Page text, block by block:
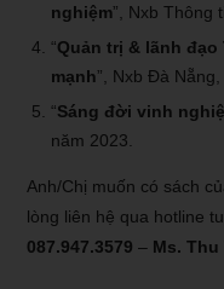
nghiệm”, Nxb Thông
“Quản trị & lãnh
mạnh”, Nxb Đà
“Sáng đời vinh
năm 2023.
Anh/Chị muốn có sách
lòng liên hệ qua hotline
087.947.3579 – Ms. Thu